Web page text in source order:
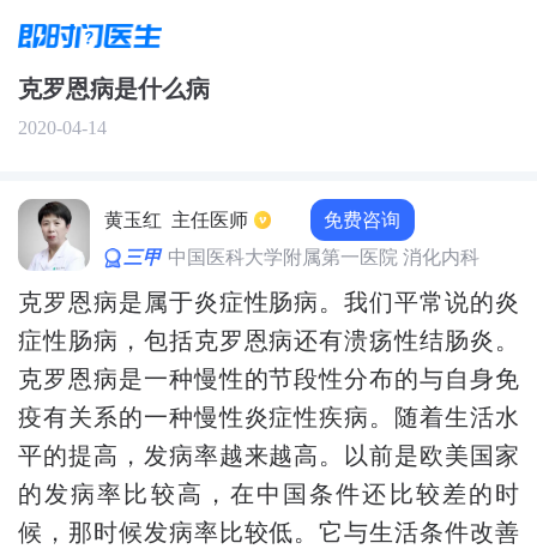
克罗恩病是什么病
2020-04-14
黄玉红 主任医师 免费咨询
三甲 中国医科大学附属第一医院 消化内科
克罗恩病是属于炎症性肠病。我们平常说的炎
症性肠病，包括克罗恩病还有溃疡性结肠炎。
克罗恩病是一种慢性的节段性分布的与自身免
疫有关系的一种慢性炎症性疾病。随着生活水
平的提高，发病率越来越高。以前是欧美国家
的发病率比较高，在中国条件还比较差的时
候，那时候发病率比较低。它与生活条件改善